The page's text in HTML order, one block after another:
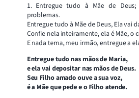
1. Entregue tudo à Mãe de Deus;
problemas.
Entregue tudo à Mãe de Deus, Ela vai
Confie nela inteiramente, ela é Mãe, o
E nada tema, meu irmão, entregue a
Entregue tudo nas mãos de Maria,
e ela vai depositar nas mãos de Deus.
Seu Filho amado ouve a sua voz,
é a Mãe que pede e o Filho atende.